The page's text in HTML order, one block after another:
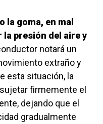
la goma, en mal
la presión del aire y
notará un
extraño y
esta situación, la
firmemente el
dejando que el
gradualmente